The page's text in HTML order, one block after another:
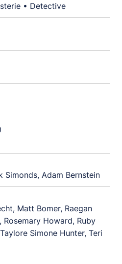
• Detective
Simonds, Adam Bernstein
Matt Bomer, Raegan
Rosemary Howard, Ruby
Simone Hunter, Teri